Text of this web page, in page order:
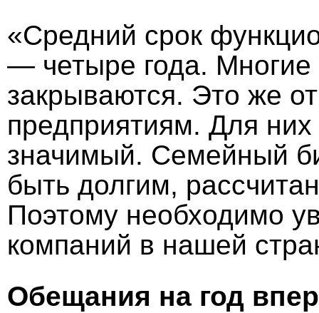
«Средний срок
— четыре года. Многие
закрываются. Это же
предприятиям. Для
значимый. Семейный
быть долгим,
Поэтому необходимо
компаний в нашей
Обещания на год